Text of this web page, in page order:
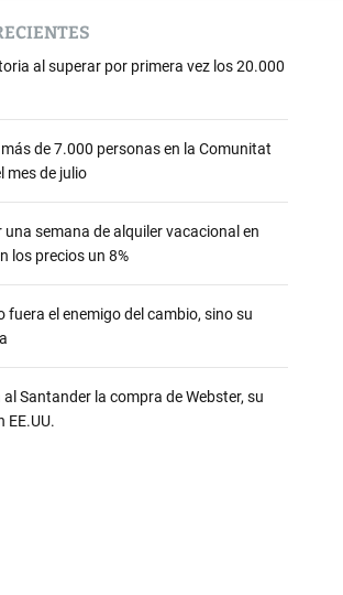
o
al superar por primera vez los 20.000
de 7.000 personas en la Comunitat
mes de julio
una semana de alquiler vacacional en
los precios un 8%
fuera el enemigo del cambio, sino su
Santander la compra de Webster, su
EE.UU.